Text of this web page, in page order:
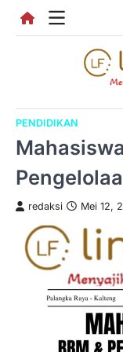
PENDIDIKAN
redaksi Mei 12,